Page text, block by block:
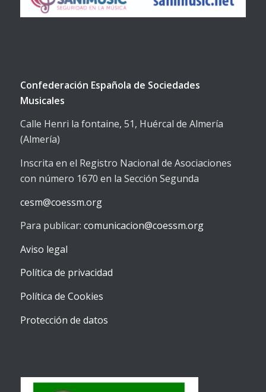
Confederación Española de Sociedades
Musicales
Calle Henri la fontaine, 51, Huércal de Almería
(Almería)
Inscrita en el Registro Nacional de Asociaciones
con número 1670 en la Sección Segunda
cesm@coessm.org
Para publicar: comunicacion@coessm.org
Aviso legal
Política de privacidad
Política de Cookies
Protección de datos